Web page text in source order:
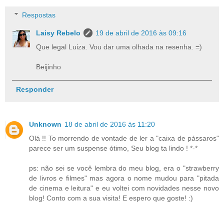
Respostas
Laisy Rebelo
19 de abril de 2016 às 09:16
Que legal Luiza. Vou dar uma olhada na resenha. =)
Beijinho
Responder
Unknown 18 de abril de 2016 às 11:20
Olá !! To morrendo de vontade de ler a "caixa de pássaros"
parece ser um suspense ótimo, Seu blog ta lindo ! *-*
ps: não sei se você lembra do meu blog, era o "strawberry
de livros e filmes" mas agora o nome mudou para "pitada
de cinema e leitura" e eu voltei com novidades nesse novo
blog! Conto com a sua visita! E espero que goste! :)